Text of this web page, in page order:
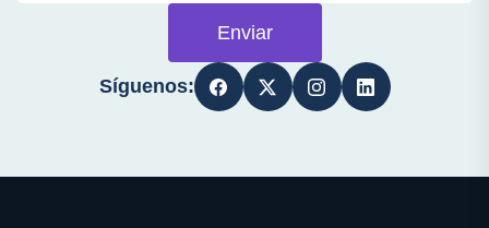
Enviar
Síguenos: